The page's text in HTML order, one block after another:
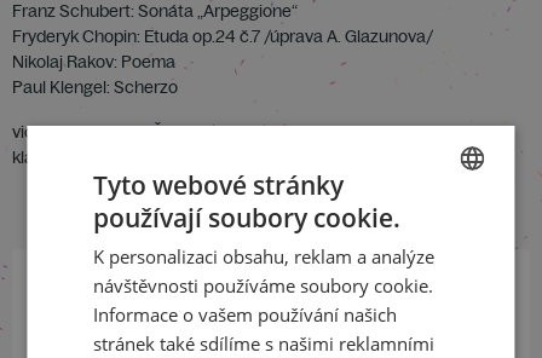
Franz Schubert: Sonáta „Arpeggione“
Fryderyk Chopin: Etuda op.24 č.7 /úprava A. Glazunova/
Nikolaj Rakov: Poema
Paul Klengel: Scherzo
violoncello: Daniel Šafran /SSSR/
klavír: Nina Musinjan /SSSR/
Přihlaste se k našemu newsletteru
a buďte jako první v obraze
ENGLISH
Tyto webové stránky
používají soubory cookie.
K personalizaci obsahu, reklam a analýze
návštěvnosti používáme soubory cookie.
Informace o vašem používání našich
stránek také sdílíme s našimi reklamními